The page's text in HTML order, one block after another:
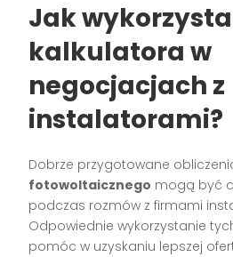
Jak
kalkulatora w
negocjacjach z
instalatorami?
Dobrze przygotowane
fotowoltaicznego mogą być
podczas rozmów z firmami
Odpowiednie wykorzystanie
pomóc w uzyskaniu lepszej